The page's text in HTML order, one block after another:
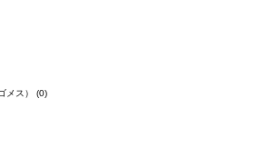
メス） (0)